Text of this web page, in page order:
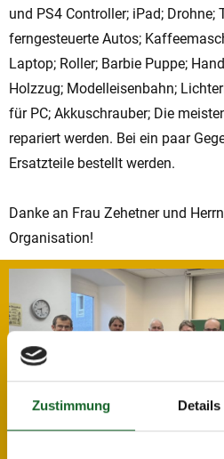
Zustimmung Details
und PS4 Controller; iPad; Drohne;
ferngesteuerte Autos;
Laptop; Roller; Barbie Puppe;
Holzzug; Modelleisenbahn;
für PC; Akkuschrauber; Die
repariert werden. Bei ein paar
Ersatzteile bestellt werden.
Danke an Frau Zehetner und
Organisation!